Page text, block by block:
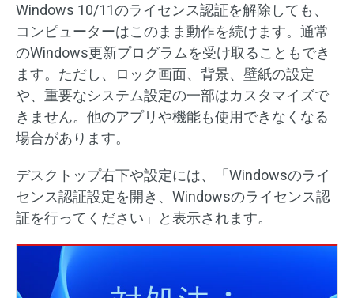
Windows 10/11のライセンス認証を解除しても、
コンピューターはこのまま動作を続けます。通常
のWindows更新プログラムを受け取ることもでき
ます。ただし、ロック画面、背景、壁紙の設定
や、重要なシステム設定の一部はカスタマイズで
きません。他のアプリや機能も使用できなくなる
場合があります。
デスクトップ右下や設定には、「Windowsのライ
センス認証設定を開き、Windowsのライセンス認
証を行ってください」と表示されます。